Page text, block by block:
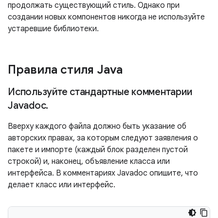
продолжать существующий стиль. Однако при
создании новых компонентов никогда не используйте
устаревшие библиотеки.
Правила стиля Java
Используйте стандартные комментарии
Javadoc.
Вверху каждого файла должно быть указание об
авторских правах, за которым следуют заявления о
пакете и импорте (каждый блок разделен пустой
строкой) и, наконец, объявление класса или
интерфейса. В комментариях Javadoc опишите, что
делает класс или интерфейс.